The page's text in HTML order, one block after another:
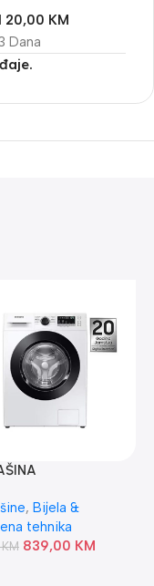
Dana
20,00 KM
, Bijela &
tehnika
KM 839,00 KM